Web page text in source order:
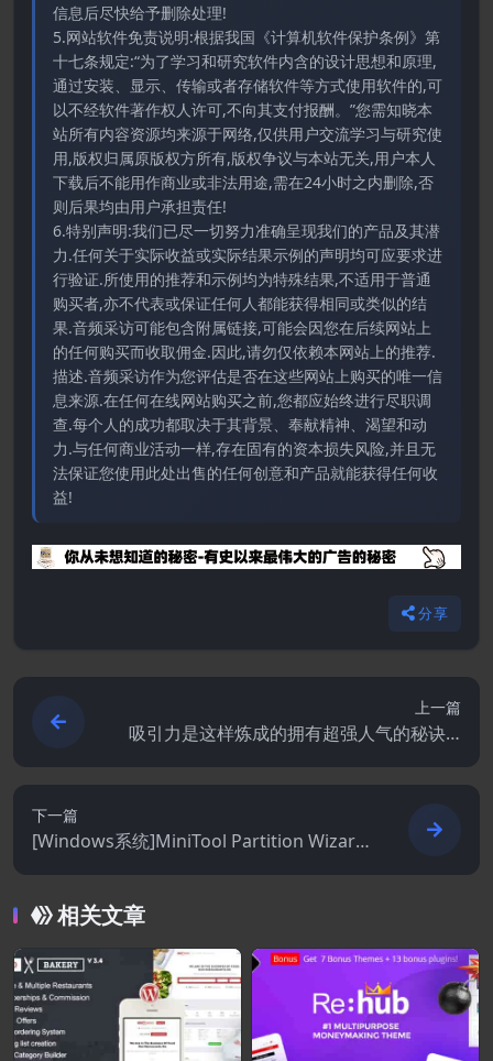
信息后尽快给予删除处理!
5.网站软件免责说明:根据我国《计算机软件保护条例》第
十七条规定:“为了学习和研究软件内含的设计思想和原理,
通过安装、显示、传输或者存储软件等方式使用软件的,可
以不经软件著作权人许可,不向其支付报酬。”您需知晓本
站所有内容资源均来源于网络,仅供用户交流学习与研究使
用,版权归属原版权方所有,版权争议与本站无关,用户本人
下载后不能用作商业或非法用途,需在24小时之内删除,否
则后果均由用户承担责任!
6.特别声明:我们已尽一切努力准确呈现我们的产品及其潜
力.任何关于实际收益或实际结果示例的声明均可应要求进
行验证.所使用的推荐和示例均为特殊结果,不适用于普通
购买者,亦不代表或保证任何人都能获得相同或类似的结
果.音频采访可能包含附属链接,可能会因您在后续网站上
的任何购买而收取佣金.因此,请勿仅依赖本网站上的推荐.
描述.音频采访作为您评估是否在这些网站上购买的唯一信
息来源.在任何在线网站购买之前,您都应始终进行尽职调
查.每个人的成功都取决于其背景、奉献精神、渴望和动
力.与任何商业活动一样,存在固有的资本损失风险,并且无
法保证您使用此处出售的任何创意和产品就能获得任何收
益!
分享
上一篇
吸引力是这样炼成的拥有超强人气的秘诀.P
下一篇
[Windows系统]MiniTool Partition Wizard
相关文章